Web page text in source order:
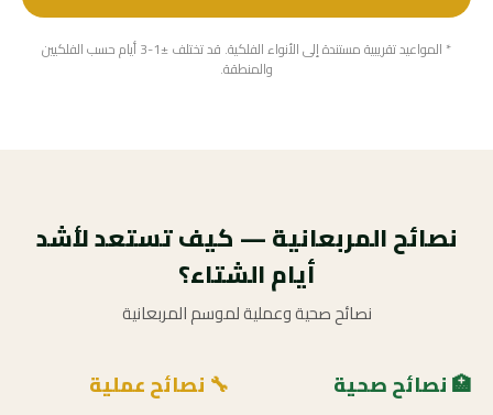
* المواعيد تقريبية مستندة إلى الأنواء الفلكية. قد تختلف ±1-3 أيام حسب الفلكيين
والمنطقة.
نصائح المربعانية — كيف تستعد لأشد
أيام الشتاء؟
نصائح صحية وعملية لموسم المربعانية
🏥 نصائح صحية 🔧 نصائح عملية